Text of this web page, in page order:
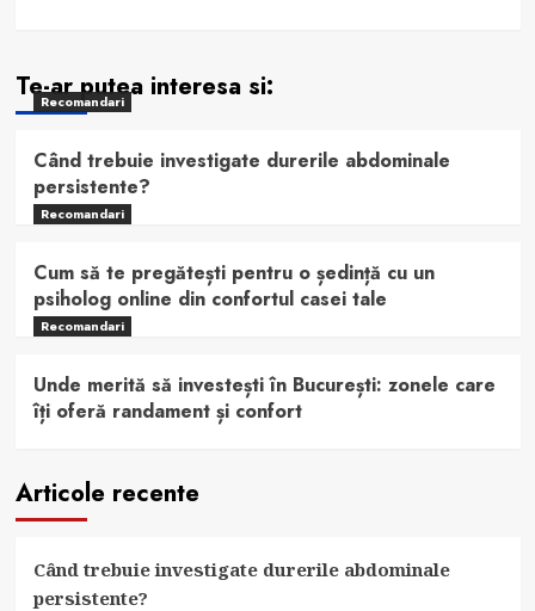
Te-ar putea interesa si:
Recomandari
Când trebuie investigate durerile abdominale
persistente?
Recomandari
Cum să te pregătești pentru o ședință cu un
psiholog online din confortul casei tale
Recomandari
Unde merită să investești în București: zonele care
îți oferă randament și confort
Articole recente
Când trebuie investigate durerile abdominale
persistente?